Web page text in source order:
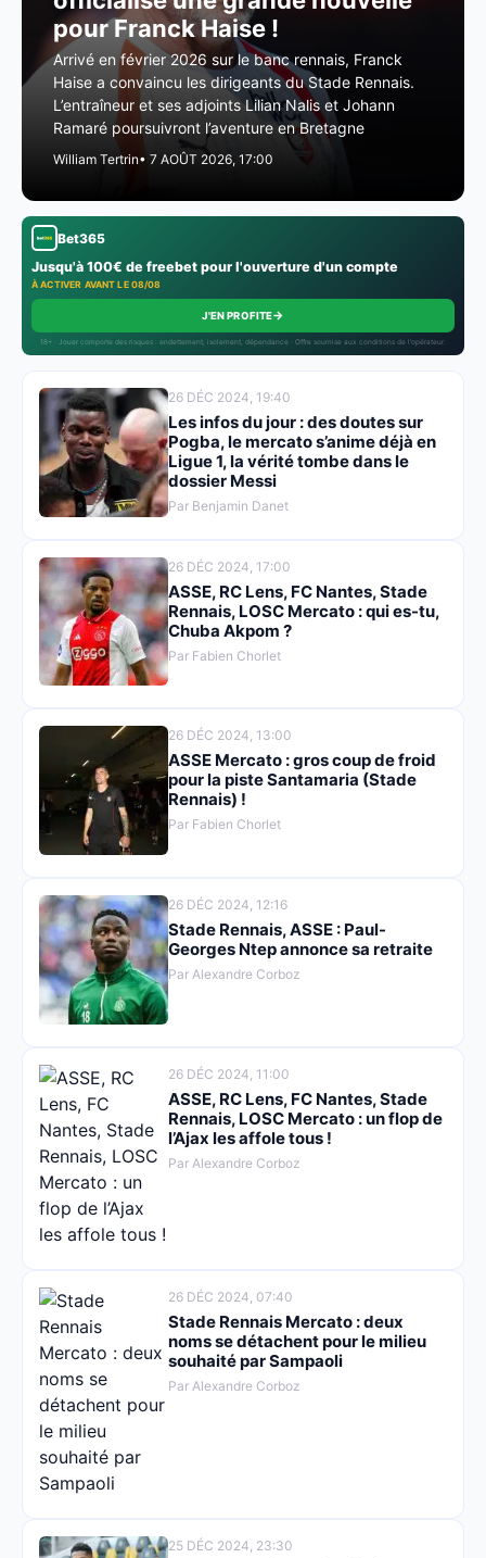
pour Franck Haise !
Arrivé en février 2026 sur le banc rennais, Franck
Haise a convaincu les dirigeants du Stade Rennais.
L’entraîneur et ses adjoints Lilian Nalis et Johann
Ramaré poursuivront l’aventure en Bretagne
William Tertrin• 7 AOÛT 2026, 17:00
Bet365
Jusqu'à 100€ de freebet pour l'ouverture d'un compte
À ACTIVER AVANT LE 08/08
J'EN PROFITE→
18+ · Jouer comporte des risques : endettement, isolement, dépendance · Offre soumise aux conditions de l’opérateur.
26 DÉC 2024, 19:40
Les infos du jour : des doutes sur
Pogba, le mercato s’anime déjà en
Ligue 1, la vérité tombe dans le
dossier Messi
Par Benjamin Danet
26 DÉC 2024, 17:00
ASSE, RC Lens, FC Nantes, Stade
Rennais, LOSC Mercato : qui es-tu,
Chuba Akpom ?
Par Fabien Chorlet
26 DÉC 2024, 13:00
ASSE Mercato : gros coup de froid
pour la piste Santamaria (Stade
Rennais) !
Par Fabien Chorlet
26 DÉC 2024, 12:16
Stade Rennais, ASSE : Paul-
Georges Ntep annonce sa retraite
Par Alexandre Corboz
26 DÉC 2024, 11:00
ASSE, RC Lens, FC Nantes, Stade
Rennais, LOSC Mercato : un flop de
l’Ajax les affole tous !
Par Alexandre Corboz
26 DÉC 2024, 07:40
Stade Rennais Mercato : deux
noms se détachent pour le milieu
souhaité par Sampaoli
Par Alexandre Corboz
25 DÉC 2024, 23:30